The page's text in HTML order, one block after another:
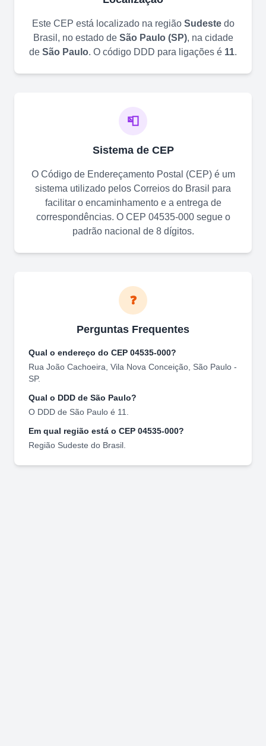
Este CEP está localizado na região Sudestedo
Brasil, no estado de São Paulo(SP), na cidade
de São Paulo. O código DDD para ligações é 11.
📮
Sistema de CEP
O Código de Endereçamento Postal (CEP) é um
sistema utilizado pelos Correios do Brasil para
facilitar o encaminhamento e a entrega de
correspondências. O CEP 04535-000segue o
padrão nacional de 8 dígitos.
❓
Perguntas Frequentes
Qual o endereço do CEP 04535-000?
Rua João Cachoeira Vila Nova Conceição São Paulo -
SP.
Qual o DDD de São Paulo?
O DDD de São Paulo é 11
Em qual região está o CEP 04535-000?
Região Sudeste do Brasil.